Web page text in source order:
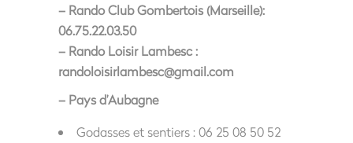
– Rando Club Gombertois (Marseille):
06.75.22.03.50
– Rando Loisir Lambesc :
randoloisirlambesc@gmail.com
– Pays d’Aubagne
Godasses et sentiers : 06 25 08 50 52